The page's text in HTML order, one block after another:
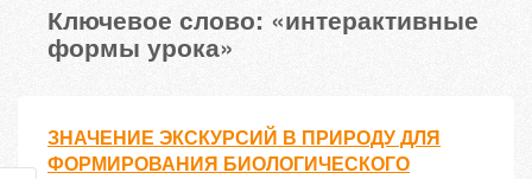
Ключевое слово: «интерактивные
формы урока»
ЗНАЧЕНИЕ ЭКСКУРСИЙ В ПРИРОДУ ДЛЯ
ФОРМИРОВАНИЯ БИОЛОГИЧЕСКОГО